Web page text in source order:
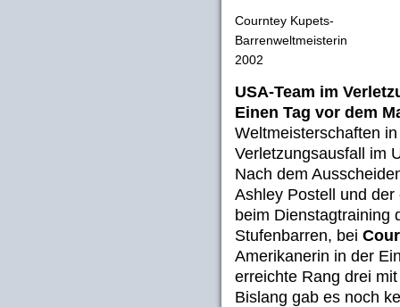
Courntey Kupets-
Barrenweltmeisterin
2002
USA-Team im
Einen Tag vor dem
Weltmeisterschaften
Verletzungsausfall im
Nach dem
Ashley Postell und
beim Dienstagtraining
Stufenbarren, bei
Amerikanerin in der
erreichte Rang drei
Bislang gab es noch